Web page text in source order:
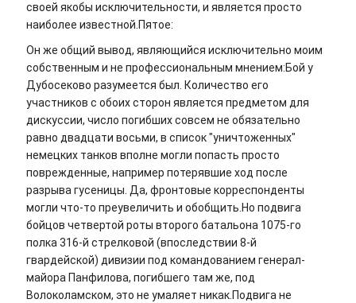
своей якобы исключительности, и является просто
наиболее известной.Пятое:
Он же общий вывод, являющийся исключительно моим
собственным и не профессиональным мнением:Бой у
Дубосеково разумеется был. Количество его
участников с обоих сторон является предметом для
дискуссии, число погибших совсем не обязательно
равно двадцати восьми, в список "уничтоженных"
немецких танков вполне могли попасть просто
поврежденные, например потерявшие ход после
разрыва гусеницы. Да, фронтовые корреспонденты
могли что-то преувеличить и обобщить.Но подвига
бойцов четвертой роты второго батальона 1075-го
полка 316-й стрелковой (впоследствии 8-й
гвардейской) дивизии под командованием генерал-
майора Панфилова, погибшего там же, под
Волоколамском, это не умаляет никак.Подвига не